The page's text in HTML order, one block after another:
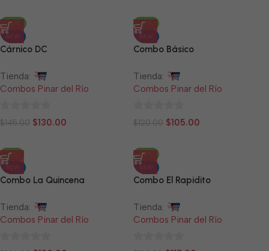
5
5
-10%
NEW
Cárnico DC
Tienda:
Combos Pinar del Río
0
5
$145.00 $130.00
-13%
NEW
Combo Básico
Tienda:
Combos Pinar del Río
0
5
$120.00 $105.00
-11%
NEW
Combo La Quincena
Tienda:
Combos Pinar del Río
-12%
NEW
Combo El Rapidito
Tienda:
Combos Pinar del Río